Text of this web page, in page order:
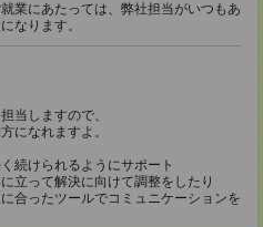
業にあたっては、弊社担当がいつもあ
なります。
当しますので、
になれますよ。
続けられるようにサポート
立って解決に向けて調整をしたり
合ったツールでコミュニケーションを